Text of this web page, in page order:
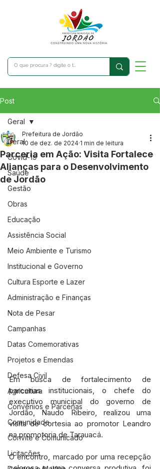
Post
Geral
Covid-19
Saúde
Gestão
Obras
Educação
Assistência Social
Meio Ambiente e Turismo
Institucional e Governo
Cultura Esporte e Lazer
Administração e Finanças
Nota de Pesar
Campanhas
Datas Comemorativas
Projetos e Emendas
Defesa Civil
Agricultura
Convênios e Parcerias
Comunidade
Convite e Comunicado
Licitações
Geral
Parceria em Ação: Visita Fortalece
Alianças para o Desenvolvimento
de Jordão
Prefeitura de Jordão
10 de dez. de 2024 1 min de leitura
Em busca de fortalecimento de
parcerias institucionais, o chefe do
executivo municipal do governo de
Jordão, Naudo Ribeiro, realizou uma
visita de cortesia ao promotor Leandro
na promotoria de Tarauacá.
O encontro, marcado por uma recepção